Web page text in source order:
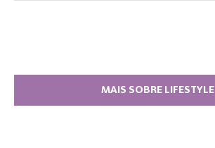
MAIS SOBRE LIFESTYLE